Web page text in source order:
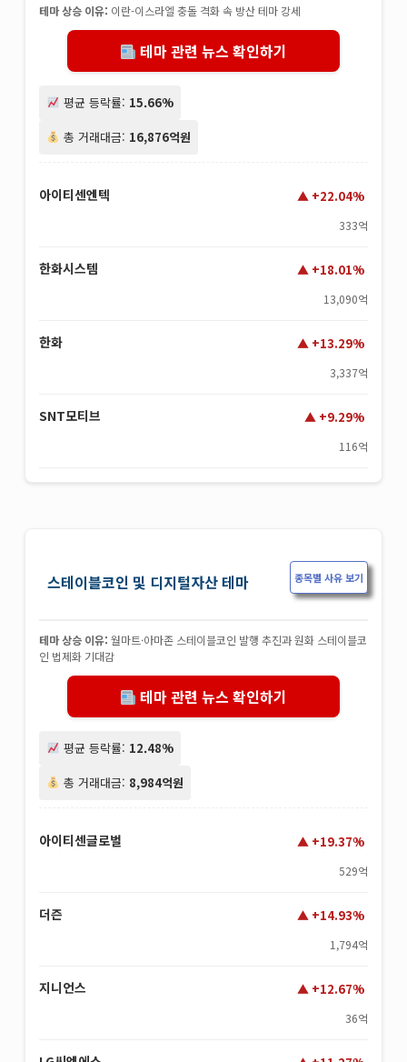
테마 상승 이유: 이란-이스라엘 충돌 격화 속 방산 테마 강세
테마 관련 뉴스 확인하기
평균 등락률: 15.66%
총 거래대금: 16,876억원
아이티센엔텍 +22.04%
333억
한화시스템 +18.01%
13,090억
한화 +13.29%
3,337억
SNT모티브 +9.29%
116억
스테이블코인 및 디지털자산 테마 종목별 사유 보기
테마 상승 이유: 월마트·아마존 스테이블코인 발행 추진과 원화 스테이블코
인 법제화 기대감
테마 관련 뉴스 확인하기
평균 등락률: 12.48%
총 거래대금: 8,984억원
아이티센글로벌 +19.37%
529억
더즌 +14.93%
1,794억
지니언스 +12.67%
36억